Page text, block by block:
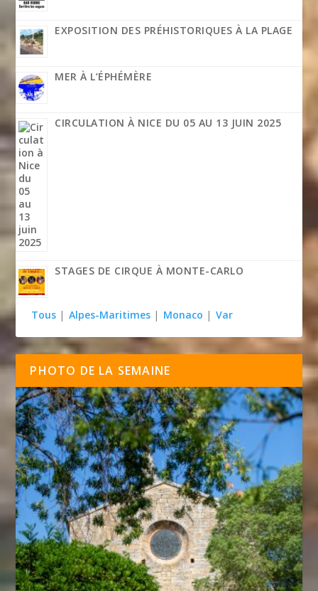
EXPOSITION DES PRÉHISTORIQUES À LA PLAGE
MER À L’ÉPHÉMÈRE
CIRCULATION À NICE DU 05 AU 13 JUIN 2025
STAGES DE CIRQUE À MONTE-CARLO
Tous | Alpes-Maritimes | Monaco | Var
PHOTO DE LA SEMAINE